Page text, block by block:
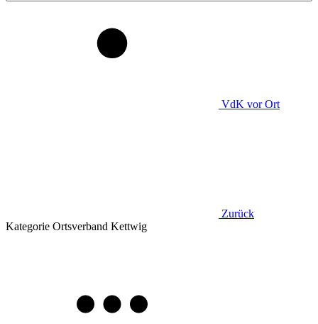
VdK vor Ort
Zurück
Kategorie Ortsverband Kettwig